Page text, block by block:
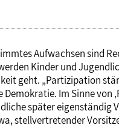
Aufwachsen sind
Kinder und
geht. „Partizipation
Im Sinne von
später
stellvertretender